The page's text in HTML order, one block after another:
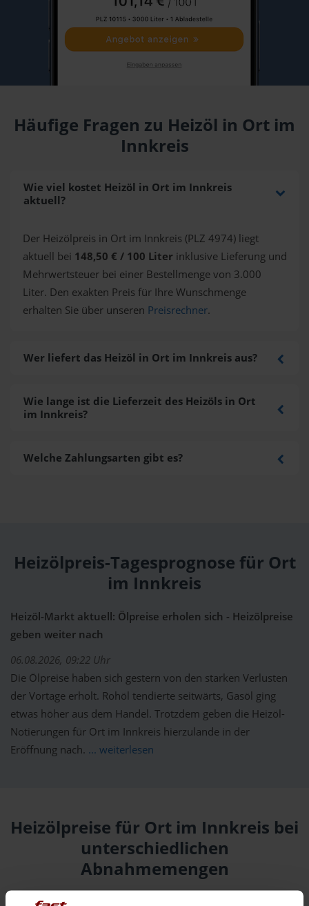
Häufige Fragen zu Heizöl in Ort im
Innkreis
Wie viel kostet Heizöl in Ort im Innkreis
aktuell?
Der Heizölpreis in Ort im Innkreis (PLZ 4974) liegt
aktuell bei 148,50 € / 100 Liter inklusive Lieferung und
Mehrwertsteuer bei einer Bestellmenge von 3.000
Liter. Den exakten Preis für Ihre Wunschmenge
erhalten Sie über unseren Preisrechner.
Wer liefert das Heizöl in Ort im Innkreis aus?
Wie lange ist die Lieferzeit des Heizöls in Ort
im Innkreis?
Welche Zahlungsarten gibt es?
Heizölpreis-Tagesprognose für Ort
im Innkreis
Heizöl-Markt aktuell: Ölpreise erholen sich - Heizölpreise
geben weiter nach
06.08.2026, 09:22 Uhr
Die Ölpreise haben sich gestern von den starken Verlusten
der Vortage erholt. Rohöl tendierte seitwärts, Gasöl ging
etwas höher aus dem Handel. Trotzdem geben die Heizöl-
Notierungen für Ort im Innkreis hierzulande in der
Eröffnung nach. ... weiterlesen
Heizölpreise für Ort im Innkreis bei
unterschiedlichen
Abnahmemengen